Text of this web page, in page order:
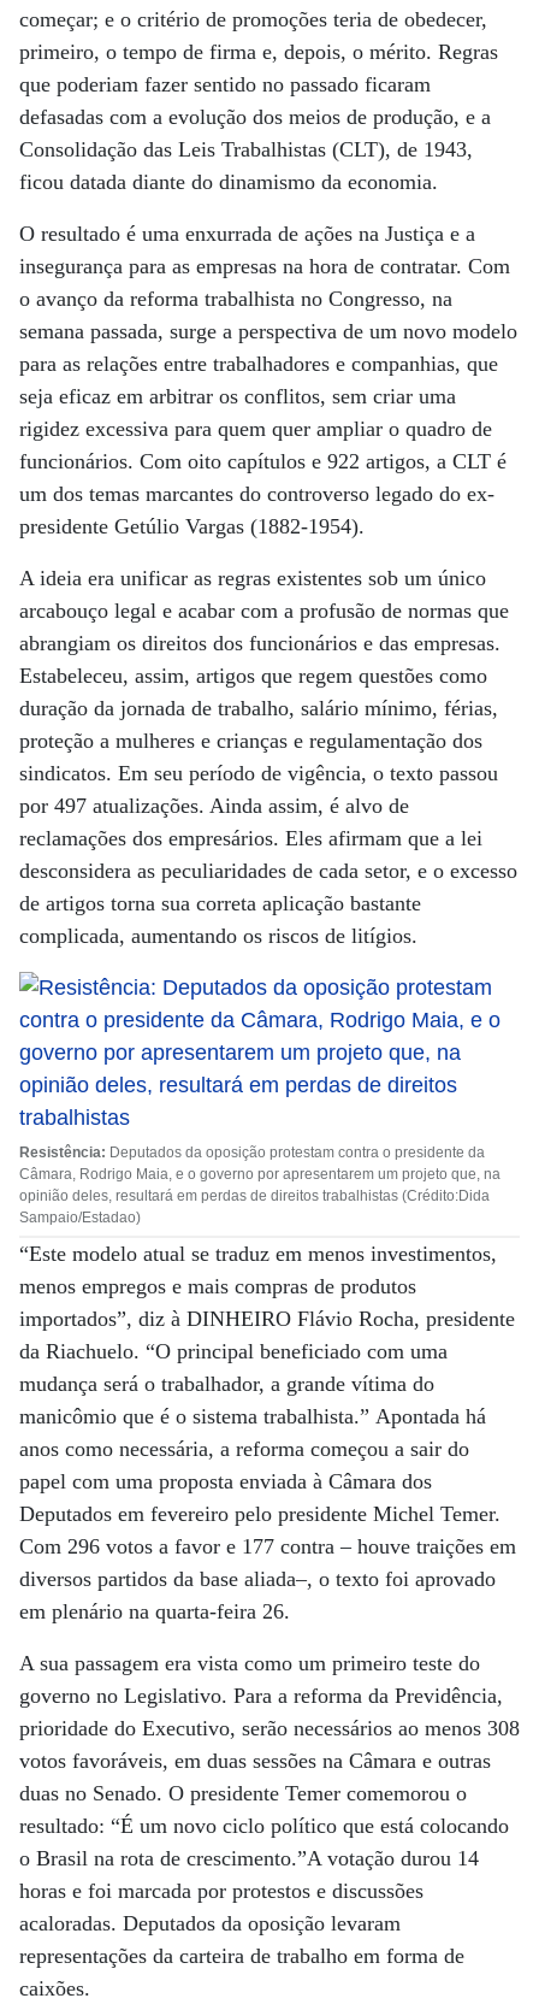
começar; e o critério de promoções teria de obedecer,
primeiro, o tempo de firma e, depois, o mérito. Regras
que poderiam fazer sentido no passado ficaram
defasadas com a evolução dos meios de produção, e a
Consolidação das Leis Trabalhistas (CLT), de 1943,
ficou datada diante do dinamismo da economia.
O resultado é uma enxurrada de ações na Justiça e a
insegurança para as empresas na hora de contratar. Com
o avanço da reforma trabalhista no Congresso, na
semana passada, surge a perspectiva de um novo modelo
para as relações entre trabalhadores e companhias, que
seja eficaz em arbitrar os conflitos, sem criar uma
rigidez excessiva para quem quer ampliar o quadro de
funcionários. Com oito capítulos e 922 artigos, a CLT é
um dos temas marcantes do controverso legado do ex-
presidente Getúlio Vargas (1882-1954).
A ideia era unificar as regras existentes sob um único
arcabouço legal e acabar com a profusão de normas que
abrangiam os direitos dos funcionários e das empresas.
Estabeleceu, assim, artigos que regem questões como
duração da jornada de trabalho, salário mínimo, férias,
proteção a mulheres e crianças e regulamentação dos
sindicatos. Em seu período de vigência, o texto passou
por 497 atualizações. Ainda assim, é alvo de
reclamações dos empresários. Eles afirmam que a lei
desconsidera as peculiaridades de cada setor, e o excesso
de artigos torna sua correta aplicação bastante
complicada, aumentando os riscos de litígios.
Resistência: Deputados da oposição protestam contra o presidente da
Câmara, Rodrigo Maia, e o governo por apresentarem um projeto que, na
opinião deles, resultará em perdas de direitos trabalhistas (Crédito:Dida
Sampaio/Estadao)
“Este modelo atual se traduz em menos investimentos,
menos empregos e mais compras de produtos
importados”, diz à DINHEIRO Flávio Rocha, presidente
da Riachuelo. “O principal beneficiado com uma
mudança será o trabalhador, a grande vítima do
manicômio que é o sistema trabalhista.” Apontada há
anos como necessária, a reforma começou a sair do
papel com uma proposta enviada à Câmara dos
Deputados em fevereiro pelo presidente Michel Temer.
Com 296 votos a favor e 177 contra – houve traições em
diversos partidos da base aliada–, o texto foi aprovado
em plenário na quarta-feira 26.
A sua passagem era vista como um primeiro teste do
governo no Legislativo. Para a reforma da Previdência,
prioridade do Executivo, serão necessários ao menos 308
votos favoráveis, em duas sessões na Câmara e outras
duas no Senado. O presidente Temer comemorou o
resultado: “É um novo ciclo político que está colocando
o Brasil na rota de crescimento.”A votação durou 14
horas e foi marcada por protestos e discussões
acaloradas. Deputados da oposição levaram
representações da carteira de trabalho em forma de
caixões.